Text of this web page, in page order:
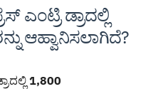
ಎಂಟ್ರಿ ಡ್ರಾದಲ್ಲಿ
ಆಹ್ವಾನಿಸಲಾಗಿದೆ?
1,800